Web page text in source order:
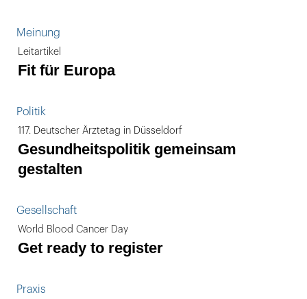
Meinung
Leitartikel
Fit für Europa
Politik
117. Deutscher Ärztetag in Düsseldorf
Gesundheitspolitik gemeinsam
gestalten
Gesellschaft
World Blood Cancer Day
Get ready to register
Praxis